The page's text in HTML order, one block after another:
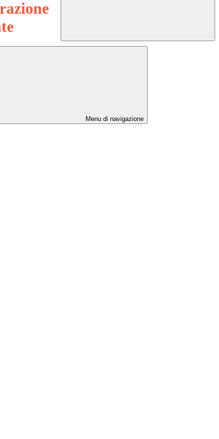
Menu di navigazione